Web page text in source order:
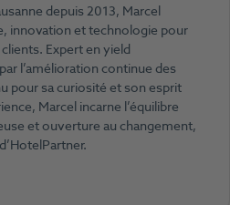
depuis 2013, Marcel
innovation et technologie pour
Expert en yield
l’amélioration continue des
pour sa curiosité et son esprit
Marcel incarne l’équilibre
et ouverture au changement,